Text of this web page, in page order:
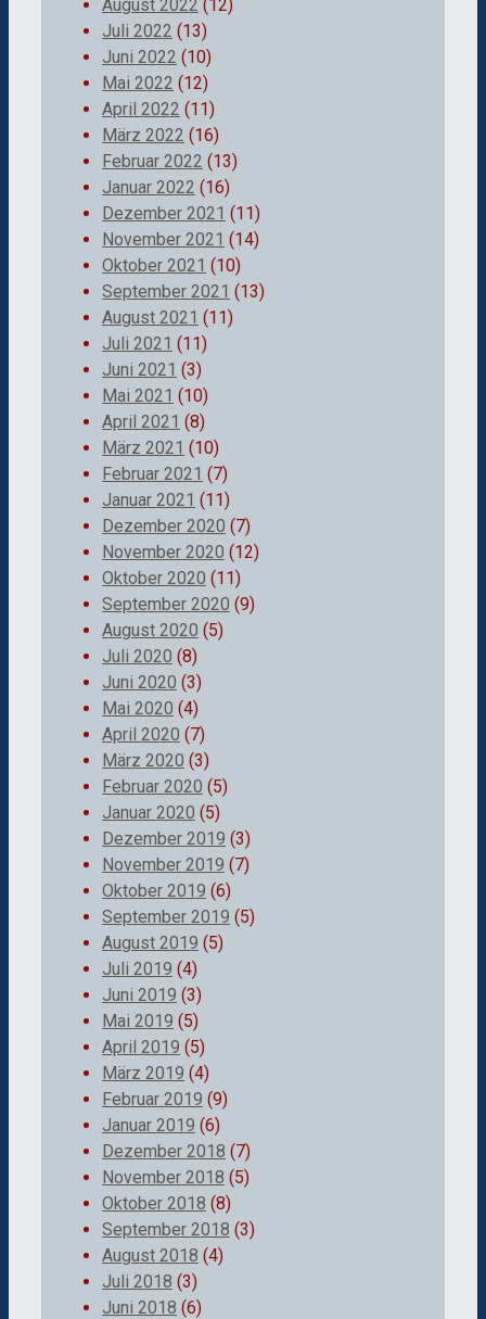
August 2022 (12)
Juli 2022 (13)
Juni 2022 (10)
Mai 2022 (12)
April 2022 (11)
März 2022 (16)
Februar 2022 (13)
Januar 2022 (16)
Dezember 2021 (11)
November 2021 (14)
Oktober 2021 (10)
September 2021 (13)
August 2021 (11)
Juli 2021 (11)
Juni 2021 (3)
Mai 2021 (10)
April 2021 (8)
März 2021 (10)
Februar 2021 (7)
Januar 2021 (11)
Dezember 2020 (7)
November 2020 (12)
Oktober 2020 (11)
September 2020 (9)
August 2020 (5)
Juli 2020 (8)
Juni 2020 (3)
Mai 2020 (4)
April 2020 (7)
März 2020 (3)
Februar 2020 (5)
Januar 2020 (5)
Dezember 2019 (3)
November 2019 (7)
Oktober 2019 (6)
September 2019 (5)
August 2019 (5)
Juli 2019 (4)
Juni 2019 (3)
Mai 2019 (5)
April 2019 (5)
März 2019 (4)
Februar 2019 (9)
Januar 2019 (6)
Dezember 2018 (7)
November 2018 (5)
Oktober 2018 (8)
September 2018 (3)
August 2018 (4)
Juli 2018 (3)
Juni 2018 (6)